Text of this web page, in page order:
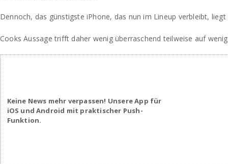
Dennoch, das günstigste iPhone, das nun im Lineup verbleibt, liegt
Cooks Aussage trifft daher wenig überraschend teilweise auf
Keine News mehr verpassen! Unsere App für
iOS und Android mit praktischer Push-
Funktion.